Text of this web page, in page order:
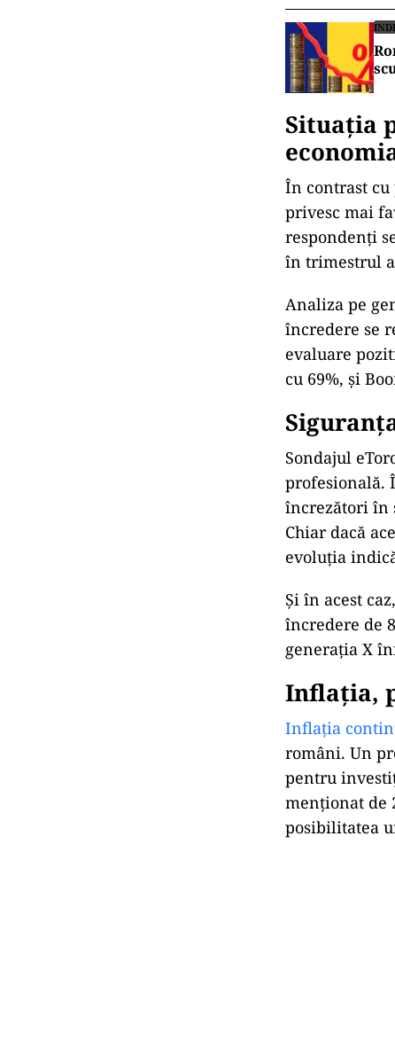
Situația
În contrast
privesc mai
respondenți
în trimestrul
Analiza pe
încredere se
evaluare
cu 69%, și
Sondajul
profesională.
încrezători în
Chiar dacă
evoluția
Și în acest
încredere de
generația X
Inflația,
Inflația
români. Un
pentru
menționat de
posibilitatea